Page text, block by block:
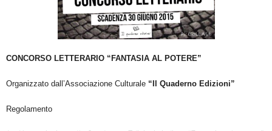
CONCORSO LETTERARIO “FANTASIA AL POTERE”
Organizzato dall’Associazione Culturale “Il Quaderno Edizioni”
Regolamento